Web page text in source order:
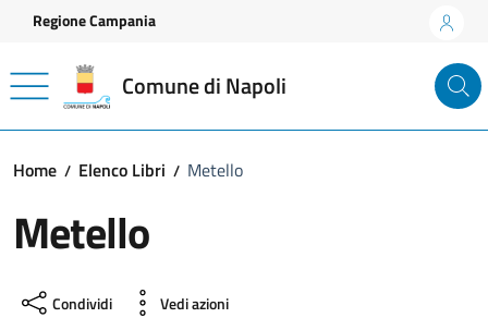
Vai ai contenuti
Vai al footer
Regione Campania
Comune di Napoli
Home Elenco Libri Metello
Metello
Condividi Vedi azioni